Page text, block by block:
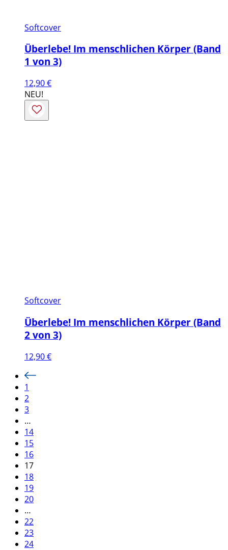
Softcover
Überlebe! Im menschlichen Körper (Band
1 von 3)
12,90€
NEU!
Softcover
Überlebe! Im menschlichen Körper (Band
2 von 3)
12,90€
1
2
3
…
14
15
16
17
18
19
20
…
22
23
24